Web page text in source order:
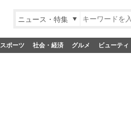
ニュース・特集
スポーツ 社会・経済 グルメ ビューティ